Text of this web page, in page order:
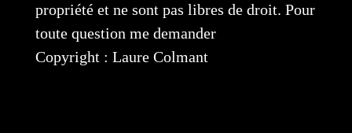
propriété et ne sont pas libres de droit. Pour
toute question me demander
Copyright : Laure Colmant